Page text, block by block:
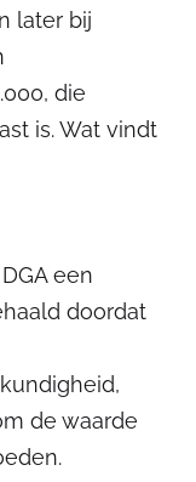
later bij
die
is. Wat vindt
een
doordat
de waarde